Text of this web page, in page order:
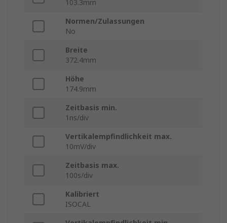
103.3mm
Normen/Zulassungen
No
Breite
372.4mm
Höhe
174.9mm
Zeitbasis min.
1ns/div
Vertikalempfindlichkeit max.
10mV/div
Zeitbasis max.
100s/div
Kalibriert
ISOCAL